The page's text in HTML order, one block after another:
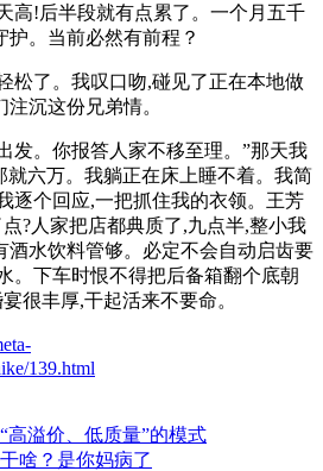
高!后半段就有点累了。一个月五千
。当前必然有前程？
了。我叹口吻,碰见了正在本地做
沉这份兄弟情。
。你报答人家不移至理。”那天我
就六万。我躺正在床上睡不着。我简
逐个回应,一把抓住我的衣领。王芳
?人家把店都典质了,九点半,整小我
酒水饮料管够。必定不会自动启齿要
。下车时恨不得把后备箱翻个底朝
很丰厚,干起活来不要命。
139.html
高溢价、低质量”的模式
啥？是你妈病了